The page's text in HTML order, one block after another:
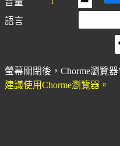
音量
語言
螢幕關閉後，Chorme瀏覽
建議使用Chorme瀏覽器。